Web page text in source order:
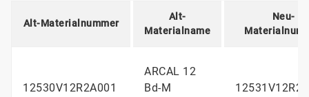
Alt-Materialnummer
Alt-
Materialname
Neu-
12530V12R2A001
ARCAL 12
Bd-M